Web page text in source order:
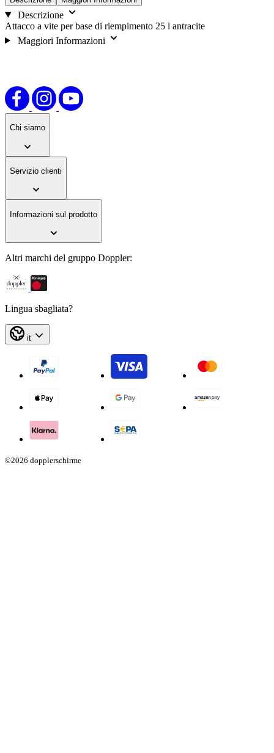
Descrizione
Attacco a vite per base di riempimento 25 l antracite
Maggiori Informazioni
Chi siamo
Servizio clienti
Informazioni sul prodotto
Altri marchi del gruppo Doppler:
Lingua sbagliata?
it
©2026 dopplerschirme